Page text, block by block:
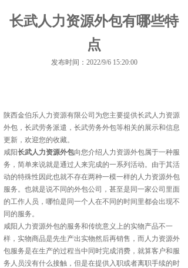
长武人力资源外包有哪些特
点
发布时间：2022/9/6 15:20:00
陕西金伯乐人力资源有限公司为您主要提供长武人力资源
外包 ，长武劳务派遣，长武劳务外包等相关的展示和信息
更新，欢迎您的收藏。
咸阳长武人力资源外包向您介绍人力资源外包属于一种服
务，简单来说就是通过人来完成的一系列活动。由于其活
动的特殊性因此也就不存在两种一模一样的人力资源外包
服务。也就是说不同的外包公司，甚至是同一家公司里面
的工作人员，哪怕是同一个人在不同的时间里都会出现不
同的服务。
咸阳人力资源外包的服务和传统意义上的实物产品不一
样，实物商品是先生产出实物然后再销售，而人力资源外
包服务是在生产的过程当中同时完成消费，就算客户和服
务人员没有什么接触，但是在提供入职或者离职手续的时